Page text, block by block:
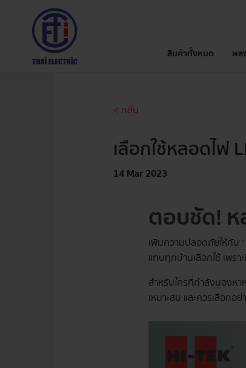
สินค้าทั้งหมด ผล
< กลับ
เลือกใช้หลอดไฟ
14 Mar 2023
ตอบชัด! ห
เพิ่มความปลอดภัยให้กับ
แทบทุกบ้านเลือกใช้ เพร
สำหรับใครที่กำลังมองห
เหมาะสม และควรเลือกอ